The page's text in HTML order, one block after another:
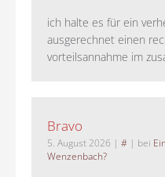
ich halte es für ein
ausgerechnet einen
vorteilsannahme im
Bravo
5. August 2026 | # | bei
Wenzenbach?